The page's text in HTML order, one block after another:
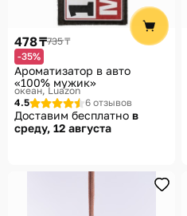
478 ₸735 ₸
-35%
Ароматизатор в авто
«100% мужик»
океан Luazon
4.5
6 отзывов
Доставим бесплатно в
среду, 12 августа